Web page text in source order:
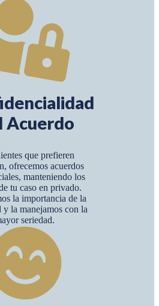
Acuerdo
que prefieren
ofrecemos acuerdos
manteniendo los
tu caso en privado.
la importancia de la
y la manejamos con la
seriedad.